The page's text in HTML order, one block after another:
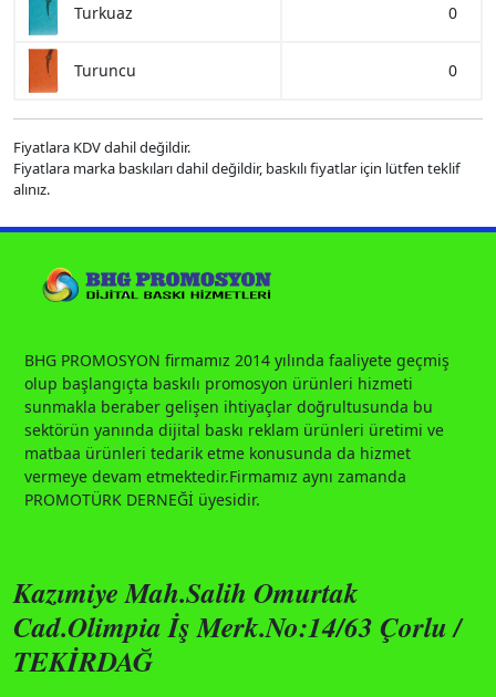
Turkuaz 0
Turuncu 0
Fiyatlara KDV dahil değildir.
Fiyatlara marka baskıları dahil değildir, baskılı fiyatlar için lütfen teklif
alınız.
BHG PROMOSYON firmamız 2014 yılında faaliyete geçmiş
olup başlangıçta baskılı promosyon ürünleri hizmeti
sunmakla beraber gelişen ihtiyaçlar doğrultusunda bu
sektörün yanında dijital baskı reklam ürünleri üretimi ve
matbaa ürünleri tedarik etme konusunda da hizmet
vermeye devam etmektedir.Firmamız aynı zamanda
PROMOTÜRK DERNEĞİ üyesidir.
Kazımiye Mah.Salih Omurtak
Cad.Olimpia İş Merk.No:14/63 Çorlu /
TEKİRDAĞ